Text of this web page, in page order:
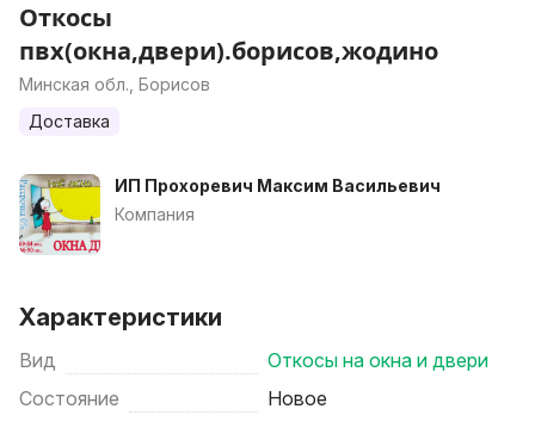
Откосы
пвх(окна,двери).борисов,жодино
Минская обл., Борисов
Доставка
ИП Прохоревич Максим Васильевич
Компания
Характеристики
Вид
Откосы на окна и двери
Состояние
Новое